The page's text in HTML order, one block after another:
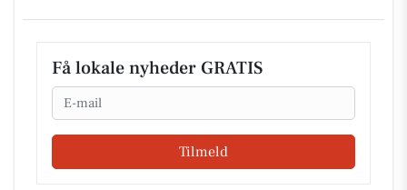
Få lokale nyheder GRATIS
Email
Tilmeld